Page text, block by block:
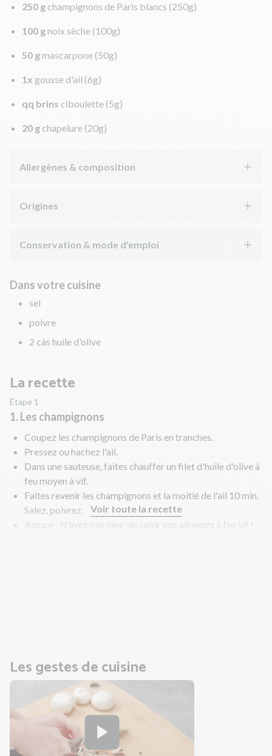
250 g champignons de Paris blancs (250g)
100 gnoix sèche (100g)
50 gmascarpone (50g)
1x gousse d'ail (6g)
qq brins ciboulette (5g)
20 g chapelure (20g)
Allergènes & composition
Origines
Conservation & mode d'emploi
Dans votre cuisine
sel
poivre
2 càs huile d'olive
La recette
Étape 1
1. Les champignons
Coupez les champignons de Paris en tranches.
Pressez ou hachez l'ail.
Dans une sauteuse, faites chauffer un filet d'huile d'olive à
feu moyen à vif.
Faites revenir les champignons et la moitié de l'ail 10 min.
Salez, poivrez.
Astuce : N’ayez pas peur de saisir vos aliments à feu vif !
Voir toute la recette
Les gestes de cuisine